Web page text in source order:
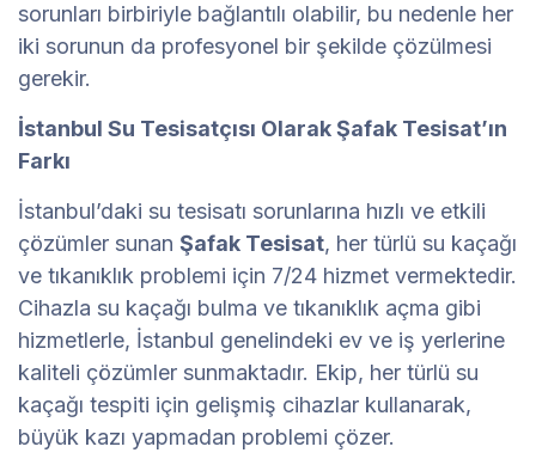
sorunları birbiriyle bağlantılı olabilir, bu nedenle her
iki sorunun da profesyonel bir şekilde çözülmesi
gerekir.
İstanbul Su Tesisatçısı Olarak Şafak Tesisat’ın
Farkı
İstanbul’daki su tesisatı sorunlarına hızlı ve etkili
çözümler sunan Şafak Tesisat, her türlü su kaçağı
ve tıkanıklık problemi için 7/24 hizmet vermektedir.
Cihazla su kaçağı bulma ve tıkanıklık açma gibi
hizmetlerle, İstanbul genelindeki ev ve iş yerlerine
kaliteli çözümler sunmaktadır. Ekip, her türlü su
kaçağı tespiti için gelişmiş cihazlar kullanarak,
büyük kazı yapmadan problemi çözer.